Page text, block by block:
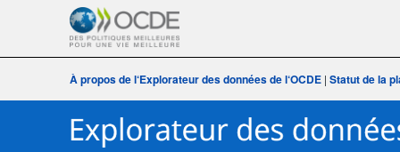
À propos de l‘Explorateur des données de l‘OCDE |Statut de la